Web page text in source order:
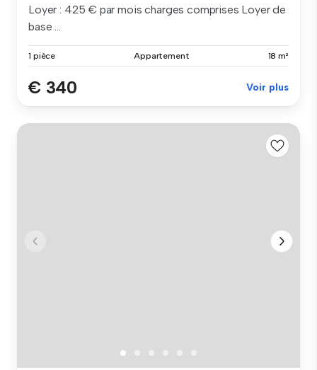
Loyer : 425 € par mois charges comprises Loyer de
base ...
1 pièce Appartement 18 m²
€ 340 Voir plus